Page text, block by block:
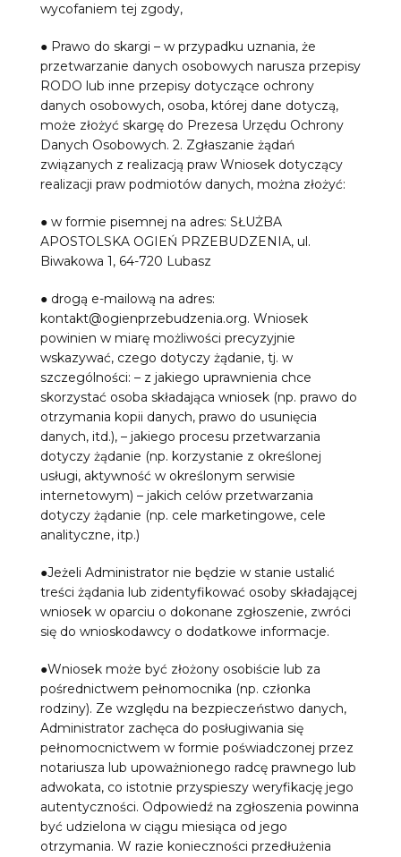
wycofaniem tej zgody,
● Prawo do skargi – w przypadku uznania, że
przetwarzanie danych osobowych narusza przepisy
RODO lub inne przepisy dotyczące ochrony
danych osobowych, osoba, której dane dotyczą,
może złożyć skargę do Prezesa Urzędu Ochrony
Danych Osobowych. 2. Zgłaszanie żądań
związanych z realizacją praw Wniosek dotyczący
realizacji praw podmiotów danych, można złożyć:
● w formie pisemnej na adres: SŁUŻBA
APOSTOLSKA OGIEŃ PRZEBUDZENIA, ul.
Biwakowa 1, 64-720 Lubasz
● drogą e-mailową na adres:
kontakt@ogienprzebudzenia.org. Wniosek
powinien w miarę możliwości precyzyjnie
wskazywać, czego dotyczy żądanie, tj. w
szczególności: – z jakiego uprawnienia chce
skorzystać osoba składająca wniosek (np. prawo do
otrzymania kopii danych, prawo do usunięcia
danych, itd.), – jakiego procesu przetwarzania
dotyczy żądanie (np. korzystanie z określonej
usługi, aktywność w określonym serwisie
internetowym) – jakich celów przetwarzania
dotyczy żądanie (np. cele marketingowe, cele
analityczne, itp.)
●Jeżeli Administrator nie będzie w stanie ustalić
treści żądania lub zidentyfikować osoby składającej
wniosek w oparciu o dokonane zgłoszenie, zwróci
się do wnioskodawcy o dodatkowe informacje.
●Wniosek może być złożony osobiście lub za
pośrednictwem pełnomocnika (np. członka
rodziny). Ze względu na bezpieczeństwo danych,
Administrator zachęca do posługiwania się
pełnomocnictwem w formie poświadczonej przez
notariusza lub upoważnionego radcę prawnego lub
adwokata, co istotnie przyspieszy weryfikację jego
autentyczności. Odpowiedź na zgłoszenia powinna
być udzielona w ciągu miesiąca od jego
otrzymania. W razie konieczności przedłużenia